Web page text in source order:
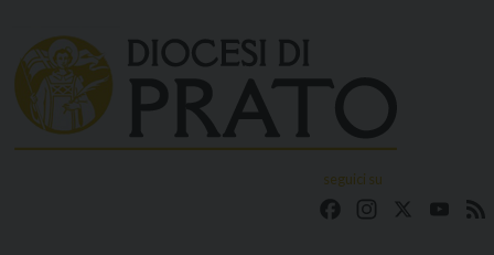
content
seguici su
FacebookInstagram